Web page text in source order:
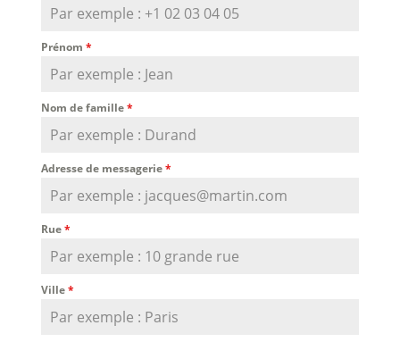
Prénom *
Nom de famille*
Adresse de messagerie*
Rue*
Ville*